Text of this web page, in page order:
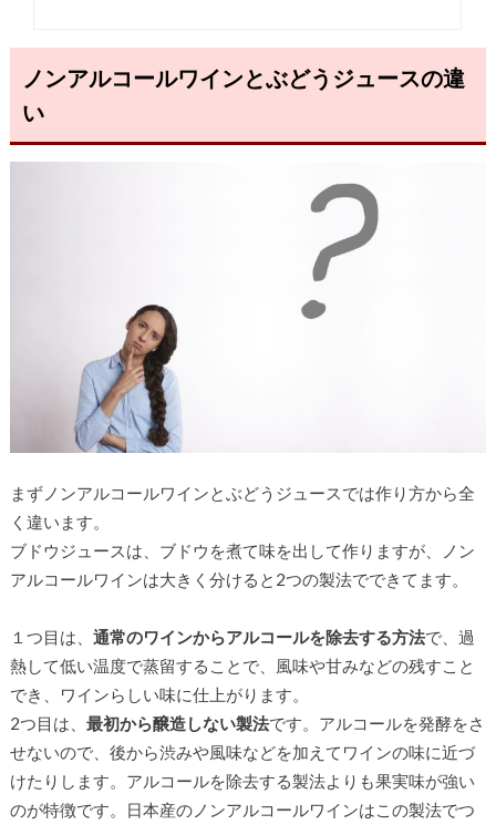
ノンアルコールワインとぶどうジュースの違
い
まずノンアルコールワインとぶどうジュースでは作り方から全
く違います。
ブドウジュースは、ブドウを煮て味を出して作りますが、ノン
アルコールワインは大きく分けると2つの製法でできてます。
１つ目は、 通常のワインからアルコールを除去する方法で、 過
熱して低い温度で蒸留することで、
風味や甘みなどの残すこと
でき、ワインらしい味に仕上がります。
2つ目は、 最初から醸造しない製法です。アルコールを発酵をさ
せないので、後から渋みや風味などを加えてワインの味に近づ
けたりします。アルコールを除去する製法よりも果実味が強い
のが特徴です。日本産のノンアルコールワインはこの製法でつ